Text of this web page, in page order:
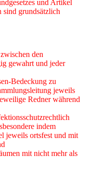
und Artikel
sind grundsätzlich
den
gewahrt und jeder
Bedeckung zu
jeweils
Redner wäh­rend
indem
jeweils ortsfest und mit
mit nicht mehr als